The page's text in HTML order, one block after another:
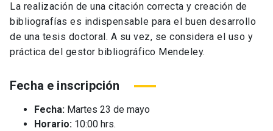
La realización de una citación correcta y creación de
bibliografías es indispensable para el buen desarrollo
de una tesis doctoral. A su vez, se considera el uso y
práctica del gestor bibliográfico Mendeley.
Fecha e inscripción
Fecha: Martes 23 de mayo
Horario: 10:00 hrs.